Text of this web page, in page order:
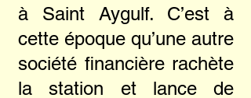
à Saint Aygulf. C’est à
cette époque qu’une autre
société financière rachète
la station et lance de